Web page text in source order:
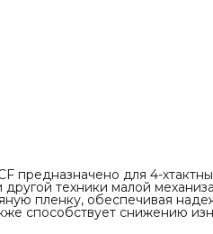
предназначено для 4-
техники малой
пленку, обеспечивая
способствует снижению